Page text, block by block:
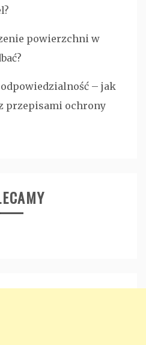
powierzchni w
– jak
przepisami ochrony